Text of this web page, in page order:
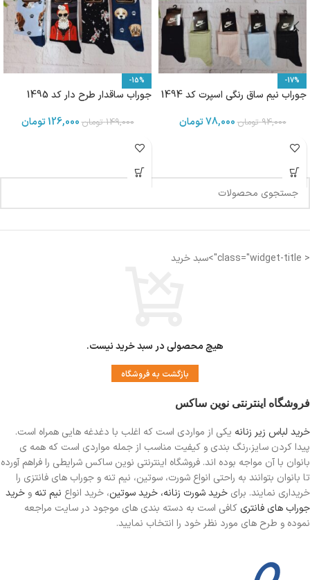
-17%
جوراب نیم ساق رنگی اسپرت کد 1494
94,000 تومان78,000تومان
-15%
جوراب ساقدار طرح دار کد 1495
149,000 تومان126,000تومان
< class="widget-title">سبد خرید
هیچ محصولی در سبد خرید نیست.
بازگشت به فروشگاه
فروشگاه اینترنتی نوین ساکس
خرید لباس زیر زنانه یکی از مواردی است که اغلب با دغدغه هایی همراه است.
پیدا کردن سایز،رنگ بندی و کیفیت مناسب از جمله مواردی است که همه ی
بانوان با آن مواجه بوده اند. فروشگاه اینترنتی نوین ساکس شرایطی را فراهم آورده
تا بانوان بتوانند به راحتی انواع شورت، سوتین، نیم تنه و جوراب های فانتزی را
خریداری نمایند. برای خرید شورت زنانه، خرید سوتین، خرید انواع نیم تنه و خرید
جوراب های فانتری کافی است به دسته بندی های موجود در سایت مراجعه
نموده و طرح های مورد نظر خود را انتخاب نمایید.